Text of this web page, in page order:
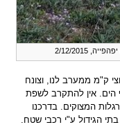
2/12/2015
ק"מ ממערב לנו, וצונח
מ' היישר אל חוף הים. אין להתקרב לשפת
המצוקים. בדרכנו
הגידול ע"י רכבי שטח.